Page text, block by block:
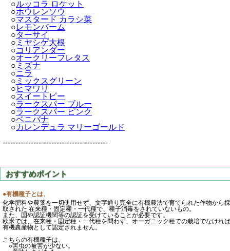
○ルッコラ ロケット
○ホウレンソウ
○マスタード カラシ菜
○レモンバーム
○ターサイ
○ ミヤシゲ大根
○コリアンダー
○オークリーフレタス
○ ミズナ
○ニラ
○ ミックスグリーン
○ ヒマワリ
○スイートピー
○ラークスパー ブルー
○ラークスパー ピンク
○ベニバナ
○カレンデュラ マリーゴールド
-----------------------------------------
●有機種子とは、
化学肥料や農薬を一切使用せず、文字通り完全に有機農法で育てられた作物から採
取された 在来種・固定種・一代種で、種子消毒をされていないもの。
また、国や認証機関等の認証を受けていることが必要です。
欧米では、在来種・固定種・一代種を問わず、オーガニック種での栽培でなければ
有機農産物として認定されません。
こちらの有機種子は、
○害虫の被害が少ない。